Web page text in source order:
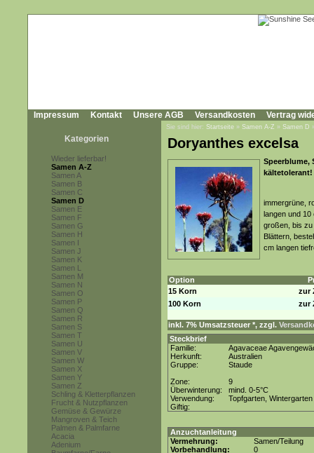
Impressum Kontakt Unsere AGB Versandkosten Vertrag
Kategorien
Wieder lieferbar!
Samen A-Z
Samen A
Samen B
Samen C
Samen D
Samen E
Samen F
Samen G
Samen H
Samen I
Samen J
Samen K
Samen L
Samen M
Samen N
Samen O
Samen P
Samen Q
Samen R
Samen S
Samen T
Samen U
Samen V
Samen W
Samen X
Samen Y
Samen Z
Schling & Kletterpflanzen
Frucht & Nutzpflanzen
Gemüse & Gewürze
Mangroven & Teich
Palmen & Palmfarne
Acacia
Adenium
Sie sind hier: Startseite » Samen A-Z » Samen D
Doryanthes excelsa
Speerblume,
kältetolerant!
immergrüne,
langen und 10
großen, bis zu
Blättern,
cm langen
Option
15 Korn
zur
100 Korn
zur
inkl. 7% Umsatzsteuer *, zzgl.
Steckbrief
Familie:
Agavaceae
Herkunft:
Australien
Gruppe:
Staude
Zone:
9
Überwinterung:
mind. 0-5°C
Verwendung:
Topfgarten, Wintergarten
Giftig:
Anzuchtanleitung
Vermehrung:
Samen/Teilung
Vorbehandlung:
0